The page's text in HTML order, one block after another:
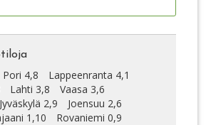
Pori 4,8
Lappeenranta 4,1
Lahti 3,8
Vaasa 3,6
Jyväskylä 2,9
Joensuu 2,6
1,10 Rovaniemi 0,9